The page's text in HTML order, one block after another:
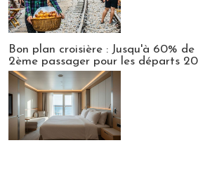
Bon plan croisière : Jusqu'à 60%
2ème passager pour les départs